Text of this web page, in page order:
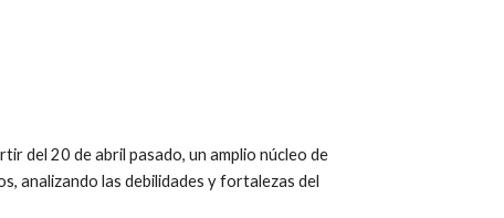
del 20 de abril pasado, un amplio núcleo de
analizando las debilidades y fortalezas del